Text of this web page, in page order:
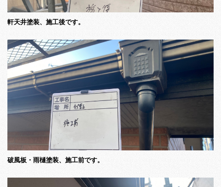
軒天井塗装、施工後です。
破風板・雨樋塗装、施工前です。